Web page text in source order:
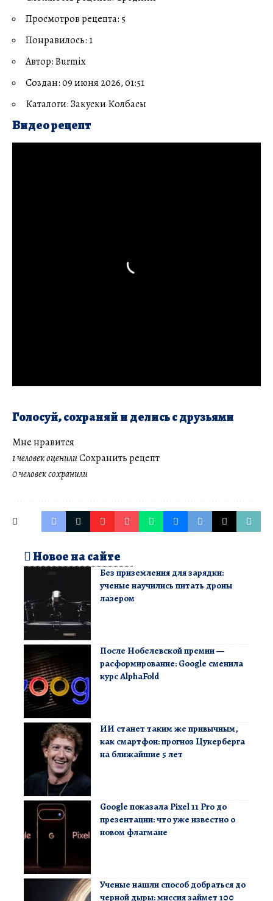
Просмотров рецепта: 5
Понравилось: 1
Автор: Burmix
Создан: 09 июня 2026, 01:51
Каталоги: Закуски Колбасы
Видео рецепт
Голосуй, сохраняй и делись с друзьями
Мне нравится
1 человек оценилиСохранить рецепт
0 человек сохранили
Новое на сайте
Без приземления для зарядки:
ученые научились питать дроны
лазером
После Нобелевской премии —
расформирование: Google сменила
курс AlphaFold
ИИ станет таким же привычным,
как смартфон: прогноз Цукерберга
на ближайшие 5 лет
Google показала Pixel 11 Pro до
презентации: что уже известно о
новом флагмане
Ученые нашли способ добраться до
черной дыры: миссия займет 100